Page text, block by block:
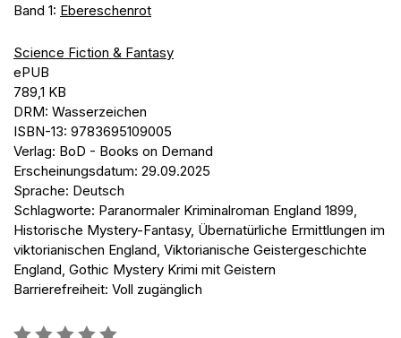
Band 1: Ebereschenrot
Science Fiction & Fantasy
ePUB
789,1 KB
DRM: Wasserzeichen
ISBN-13: 9783695109005
Verlag: BoD - Books on Demand
Erscheinungsdatum: 29.09.2025
Sprache: Deutsch
Schlagworte: Paranormaler Kriminalroman England 1899,
Historische Mystery-Fantasy, Übernatürliche Ermittlungen im
viktorianischen England, Viktorianische Geistergeschichte
England, Gothic Mystery Krimi mit Geistern
Barrierefreiheit: Voll zugänglich
Bewertung::